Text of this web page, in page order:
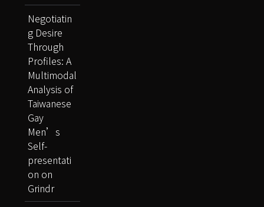
Negotiatin
g Desire
Through
Profiles: A
Multimodal
Analysis of
Taiwanese
Gay
Men’s
Self-
presentati
on on
Grindr